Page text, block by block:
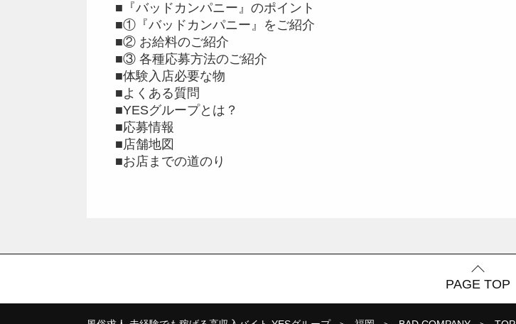
■『バッドカンパニー』のポイント
■①『バッドカンパニー』をご紹介
■② お給料のご紹介
■③ 各種応募方法のご紹介
■体験入店必要な物
■よくある質問
■YESグループとは？
■応募情報
■店舗地図
■お店までの道のり
PAGE TOP